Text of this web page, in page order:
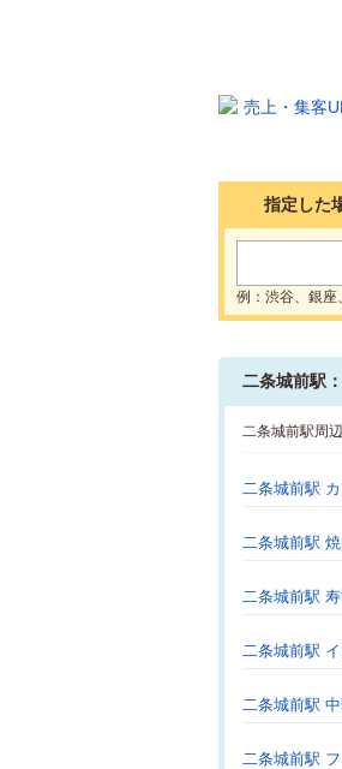
指定した
例：渋谷、銀座
二条城前駅
二条城前駅周
二条城前駅
二条城前駅
二条城前駅 寿
二条城前駅
二条城前駅
二条城前駅